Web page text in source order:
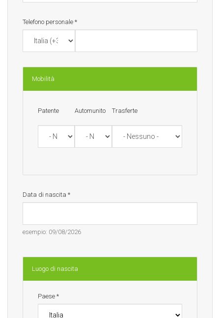
Telefono personale *
Mobilità
Patente Automunito Trasferte
Data di nascita *
esempio: 09/08/2026
Luogo di nascita
Paese *